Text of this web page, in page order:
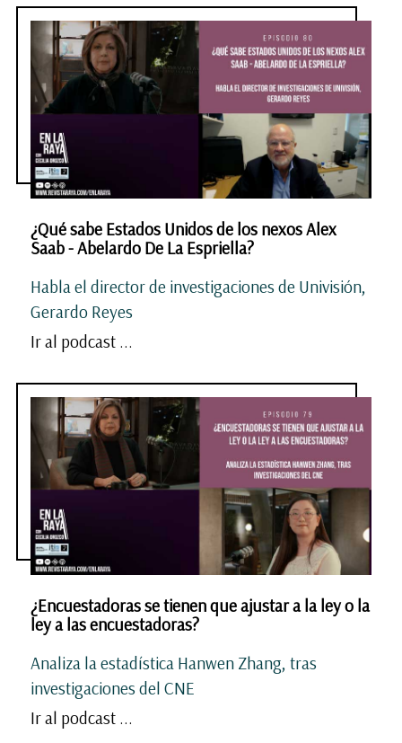
¿Qué sabe Estados Unidos de los nexos Alex
Saab - Abelardo De La Espriella?
Habla el director de investigaciones de Univisión,
Gerardo Reyes
Ir al podcast ...
¿Encuestadoras se tienen que ajustar a la ley o la
ley a las encuestadoras?
Analiza la estadística Hanwen Zhang, tras
investigaciones del CNE
Ir al podcast ...